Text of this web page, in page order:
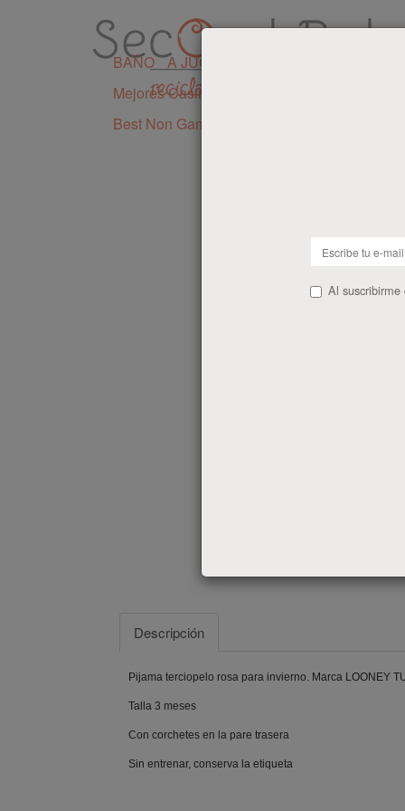
BAÑO A JUGAR
Mejores Casinos Sin Licencia En España
Best Non Gamstop Casinos UK
Descripción
Pijama terciopelo rosa para invierno. Marca LOONEY
Talla 3 meses
Con corchetes en la pare trasera
Sin entrenar, conserva la etiqueta
Al